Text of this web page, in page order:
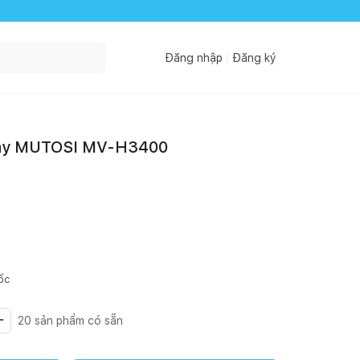
Đăng nhập Đăng ký
MUTOSI MV-H3400
20 sản phẩm có sẵn